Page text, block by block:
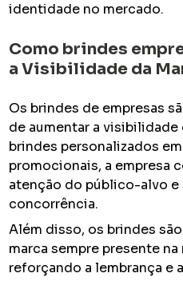
identidade no mercado.
Como brindes
a Visibilidade da
Os brindes de empresas
de aumentar a
brindes personalizados
promocionais, a empresa
atenção do público-alvo e
concorrência.
Além disso, os brindes
marca sempre presente
reforçando a lembrança e